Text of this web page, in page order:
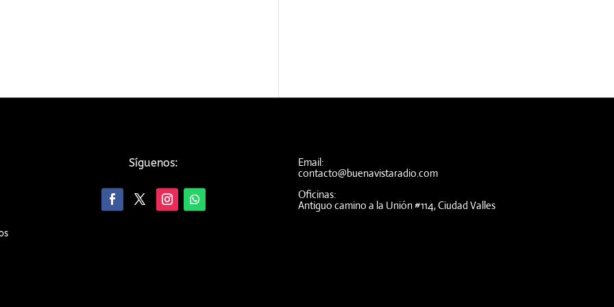
Síguenos: Email:
contacto@buenavistaradio.com
Oficinas:
Antiguo camino a la Unión #114, Ciudad Valles